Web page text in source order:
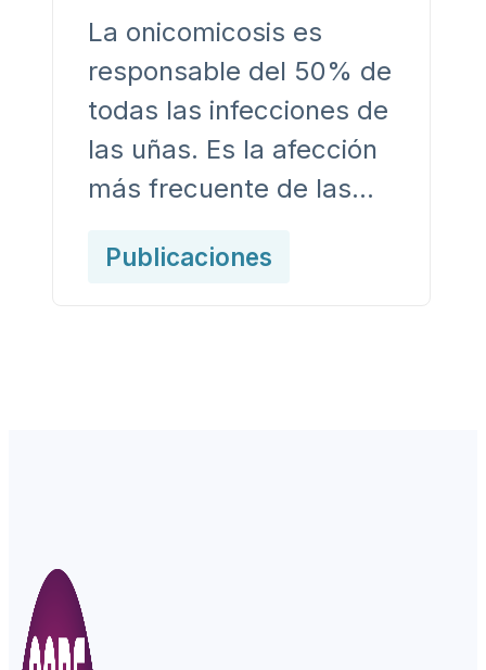
La onicomicosis es
responsable del 50% de
todas las infecciones de
las uñas. Es la afección
más frecuente de las…
Publicaciones